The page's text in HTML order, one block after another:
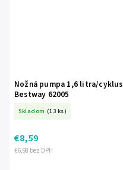
Nožná pumpa 1,6 litra/cyklus
Bestway 62005
Skladom (13 ks)
€6,98 bez DPH
€8,59